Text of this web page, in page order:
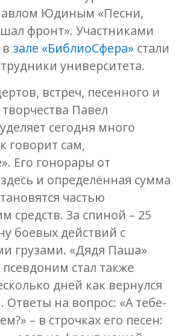
Юдиным «Песни,
фронт». Участниками
зале «БиблиоСфера» стали
университета.
встреч, песенного и
Павел
сегодня много
говорит сам,
Его гонорары от
и определённая сумма
частью
средств. За спиной – 25
боевых действий с
грузами. «Дядя Паша»
стал также
дней как вернулся
Ответы на вопрос: «А тебе-
– в строчках его песен: